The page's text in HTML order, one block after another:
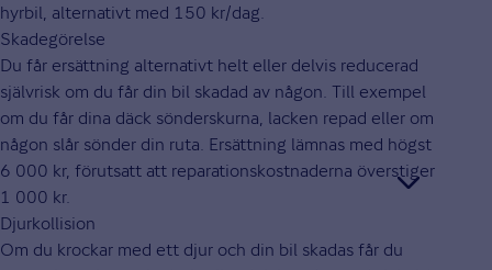
hyrbil, alternativt med 150 kr/dag.
Skadegörelse
Du får ersättning alternativt helt eller delvis reducerad
självrisk om du får din bil skadad av någon. Till exempel
om du får dina däck sönderskurna, lacken repad eller om
någon slår sönder din ruta. Ersättning lämnas med högst
6 000 kr, förutsatt att reparationskostnaderna överstiger
1 000 kr.
Djurkollision
Om du krockar med ett djur och din bil skadas får du